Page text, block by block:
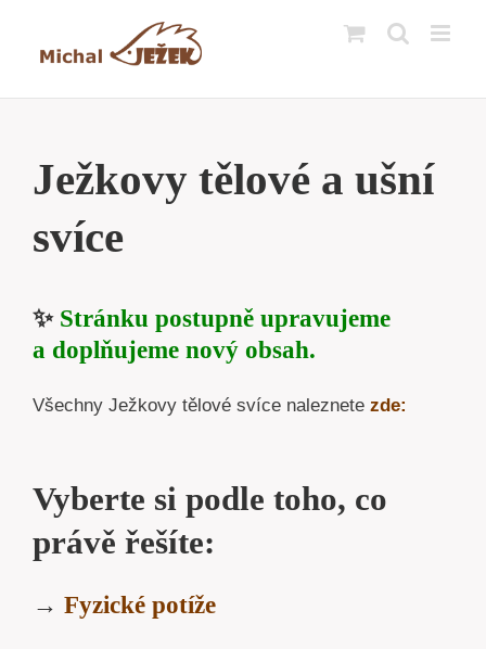
Ježkovy tělové a ušní
svíce
✨ Stránku postupně upravujeme
a doplňujeme nový obsah.
Všechny Ježkovy tělové svíce naleznete zde:
Vyberte si podle toho, co
právě řešíte:
→ Fyzické potíže